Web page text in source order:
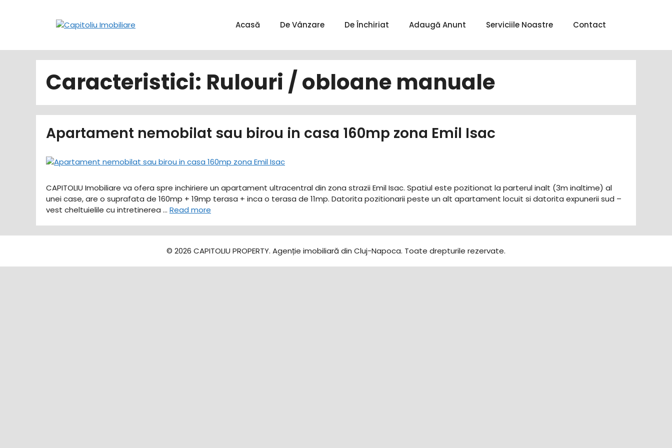
Acasă De Vânzare De Închiriat Adaugă Anunt Serviciile Noastre Contact
Caracteristici: Rulouri / obloane manuale
Apartament nemobilat sau birou in casa 160mp zona Emil Isac
CAPITOLIU Imobiliare va ofera spre inchiriere un apartament ultracentral din zona strazii Emil Isac. Spatiul este pozitionat la parterul inalt (3m inaltime) al
unei case, are o suprafata de 160mp + 19mp terasa + inca o terasa de 11mp. Datorita pozitionarii peste un alt apartament locuit si datorita expunerii sud –
vest cheltuielile cu intretinerea … Read more
© 2026 CAPITOLIU PROPERTY. Agenție imobiliară din Cluj-Napoca. Toate drepturile rezervate.